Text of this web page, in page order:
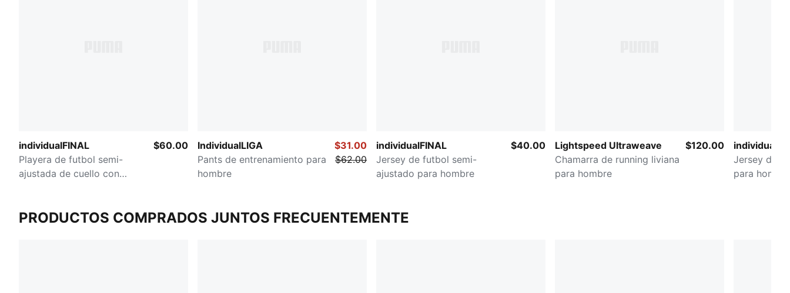
individualFINAL
Playera de futbol semi-
ajustada de cuello con
$60.00
IndividualLIGA
Pants de entrenamiento para
hombre
$31.00
$62.00
individualFINAL
Jersey de futbol semi-
ajustado para hombre
$40.00
Lightspeed Ultraweave
Chamarra de running liviana
para hombre
$120.00
Jersey de
para hombre
PRODUCTOS COMPRADOS JUNTOS FRECUENTEMENTE